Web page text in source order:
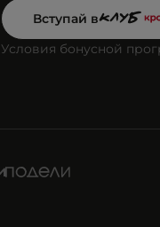
Вступай в
Условия бонусной